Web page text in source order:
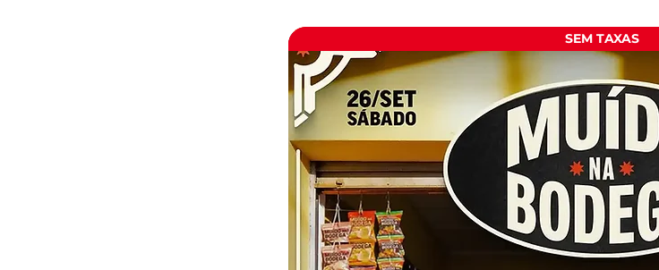
SEM TAXAS